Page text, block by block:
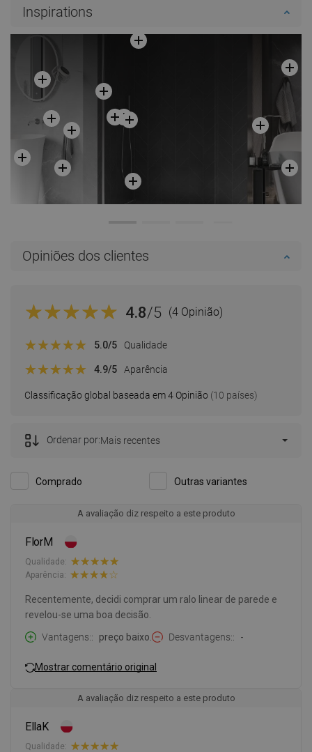
Inspirations
Opiniões dos clientes
4.8/5 (4 Opinião)
Classificação global baseada em 4 Opinião (10 países)
5.0/5 Qualidade
4.9/5 Aparência
Comprado Outras variantes
Ordenar por:Mais recentes
A avaliação diz respeito a este produto
FlorM
Qualidade:
Aparência:
Recentemente, decidi comprar um ralo linear de parede e
revelou-se uma boa decisão.
Vantagens:
preço baixo. Desvantagens: -
Mostrar comentário original
A avaliação diz respeito a este produto
EllaK
Qualidade: